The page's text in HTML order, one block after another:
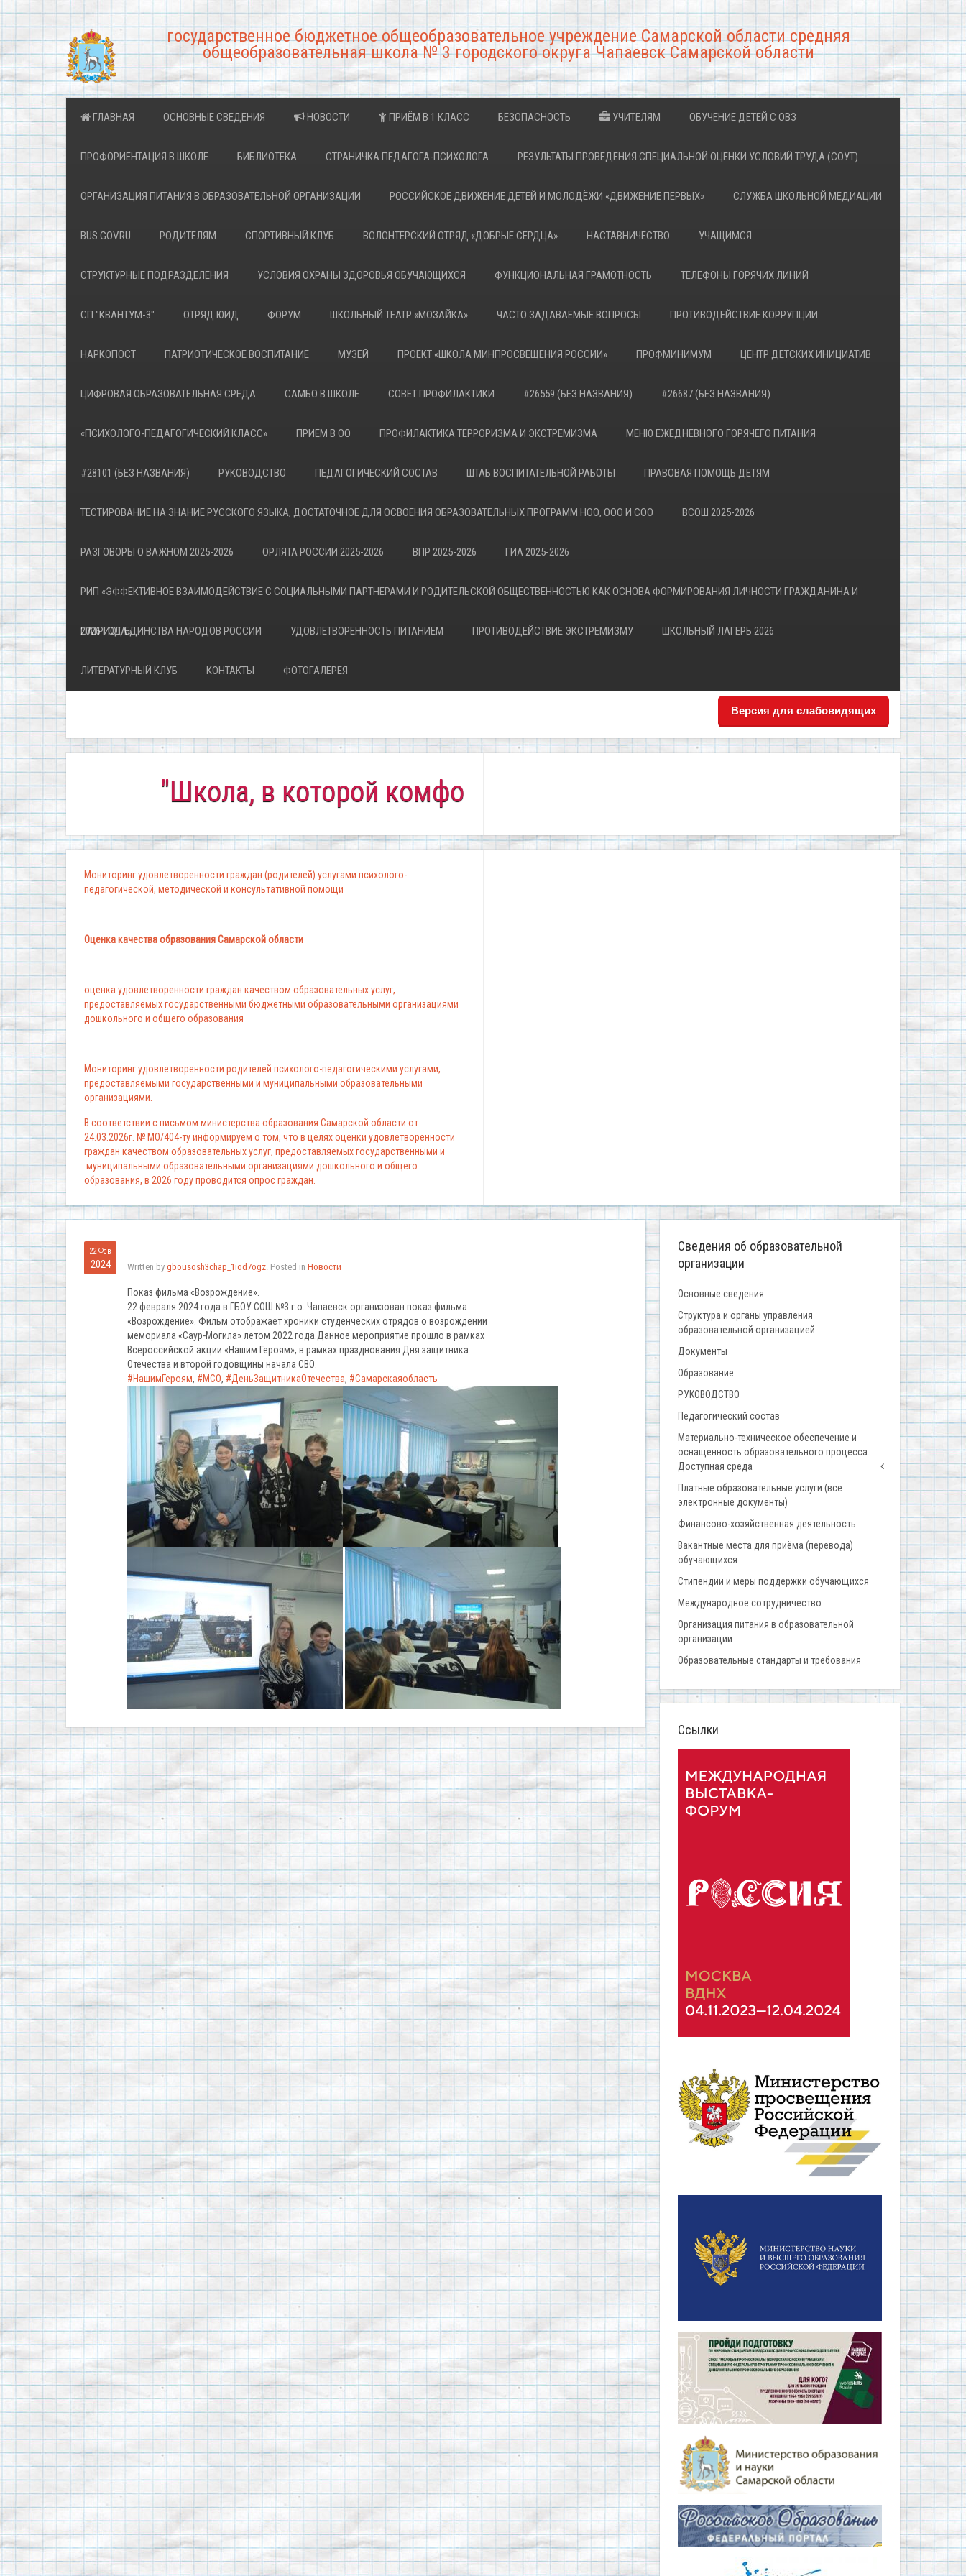
государственное бюджетное общеобразовательное учреждение Самарской области средняя
общеобразовательная школа № 3 городского округа Чапаевск Самарской области
ГЛАВНАЯ ОСНОВНЫЕ СВЕДЕНИЯ НОВОСТИ ПРИЁМ В 1 КЛАСС БЕЗОПАСНОСТЬ УЧИТЕЛЯМ ОБУЧЕНИЕ ДЕТЕЙ С ОВЗ
ПРОФОРИЕНТАЦИЯ В ШКОЛЕ БИБЛИОТЕКА СТРАНИЧКА ПЕДАГОГА-ПСИХОЛОГА РЕЗУЛЬТАТЫ ПРОВЕДЕНИЯ СПЕЦИАЛЬНОЙ ОЦЕНКИ УСЛОВИЙ ТРУДА (СОУТ)
ОРГАНИЗАЦИЯ ПИТАНИЯ В ОБРАЗОВАТЕЛЬНОЙ ОРГАНИЗАЦИИ РОССИЙСКОЕ ДВИЖЕНИЕ ДЕТЕЙ И МОЛОДЁЖИ «ДВИЖЕНИЕ ПЕРВЫХ» СЛУЖБА ШКОЛЬНОЙ МЕДИАЦИИ
BUS.GOV.RU РОДИТЕЛЯМ СПОРТИВНЫЙ КЛУБ ВОЛОНТЕРСКИЙ ОТРЯД «ДОБРЫЕ СЕРДЦА» НАСТАВНИЧЕСТВО УЧАЩИМСЯ
СТРУКТУРНЫЕ ПОДРАЗДЕЛЕНИЯ УСЛОВИЯ ОХРАНЫ ЗДОРОВЬЯ ОБУЧАЮЩИХСЯ ФУНКЦИОНАЛЬНАЯ ГРАМОТНОСТЬ ТЕЛЕФОНЫ ГОРЯЧИХ ЛИНИЙ
СП "КВАНТУМ-3" ОТРЯД ЮИД ФОРУМ ШКОЛЬНЫЙ ТЕАТР «МОЗАЙКА» ЧАСТО ЗАДАВАЕМЫЕ ВОПРОСЫ ПРОТИВОДЕЙСТВИЕ КОРРУПЦИИ
НАРКОПОСТ ПАТРИОТИЧЕСКОЕ ВОСПИТАНИЕ МУЗЕЙ ПРОЕКТ «ШКОЛА МИНПРОСВЕЩЕНИЯ РОССИИ» ПРОФМИНИМУМ ЦЕНТР ДЕТСКИХ ИНИЦИАТИВ
ЦИФРОВАЯ ОБРАЗОВАТЕЛЬНАЯ СРЕДА САМБО В ШКОЛЕ СОВЕТ ПРОФИЛАКТИКИ #26559 (БЕЗ НАЗВАНИЯ) #26687 (БЕЗ НАЗВАНИЯ)
«ПСИХОЛОГО-ПЕДАГОГИЧЕСКИЙ КЛАСС» ПРИЕМ В ОО ПРОФИЛАКТИКА ТЕРРОРИЗМА И ЭКСТРЕМИЗМА МЕНЮ ЕЖЕДНЕВНОГО ГОРЯЧЕГО ПИТАНИЯ
#28101 (БЕЗ НАЗВАНИЯ) РУКОВОДСТВО ПЕДАГОГИЧЕСКИЙ СОСТАВ ШТАБ ВОСПИТАТЕЛЬНОЙ РАБОТЫ ПРАВОВАЯ ПОМОЩЬ ДЕТЯМ
ТЕСТИРОВАНИЕ НА ЗНАНИЕ РУССКОГО ЯЗЫКА, ДОСТАТОЧНОЕ ДЛЯ ОСВОЕНИЯ ОБРАЗОВАТЕЛЬНЫХ ПРОГРАММ НОО, ООО И СОО ВСОШ 2025-2026
РАЗГОВОРЫ О ВАЖНОМ 2025-2026 ОРЛЯТА РОССИИ 2025-2026 ВПР 2025-2026 ГИА 2025-2026
РИП «ЭФФЕКТИВНОЕ ВЗАИМОДЕЙСТВИЕ С СОЦИАЛЬНЫМИ ПАРТНЕРАМИ И РОДИТЕЛЬСКОЙ ОБЩЕСТВЕННОСТЬЮ КАК ОСНОВА ФОРМИРОВАНИЯ ЛИЧНОСТИ ГРАЖДАНИНА И
ПАТРИОТА»
2026 ГОД ЕДИНСТВА НАРОДОВ РОССИИ УДОВЛЕТВОРЕННОСТЬ ПИТАНИЕМ ПРОТИВОДЕЙСТВИЕ ЭКСТРЕМИЗМУ ШКОЛЬНЫЙ ЛАГЕРЬ 2026
ЛИТЕРАТУРНЫЙ КЛУБ КОНТАКТЫ ФОТОГАЛЕРЕЯ
Версия для слабовидящих
"Школа, в которой комфортно всем!"
Мониторинг удовлетворенности граждан (родителей) услугами психолого-
педагогической, методической и консультативной помощи
Оценка качества образования Самарской области
оценка удовлетворенности граждан качеством образовательных услуг,
предоставляемых государственными бюджетными образовательными организациями
дошкольного и общего образования
Мониторинг удовлетворенности родителей психолого-педагогическими услугами,
предоставляемыми государственными и муниципальными образовательными
организациями.
В соответствии с письмом министерства образования Самарской области от
24.03.2026г. № МО/404-ту информируем о том, что в целях оценки удовлетворенности
граждан качеством образовательных услуг, предоставляемых государственными и
муниципальными образовательными организациями дошкольного и общего
образования, в 2026 году проводится опрос граждан.
22 Фев
2024 Written by gbousosh3chap_1iod7ogz. Posted in Новости
Показ фильма «Возрождение».
22 февраля 2024 года в ГБОУ СОШ №3 г.о. Чапаевск организован показ фильма
«Возрождение». Фильм отображает хроники студенческих отрядов о возрождении
мемориала «Саур-Могила» летом 2022 года.Данное мероприятие прошло в рамках
Всероссийской акции «Нашим Героям», в рамках празднования Дня защитника
Отечества и второй годовщины начала СВО.
#НашимГероям, #МСО, #ДеньЗащитникаОтечества, #Самарскаяобласть
Сведения об образовательной
организации
Основные сведения
Структура и органы управления
образовательной организацией
Документы
Образование
РУКОВОДСТВО
Педагогический состав
Материально-техническое обеспечение и
оснащенность образовательного процесса.
Доступная среда
Платные образовательные услуги (все
электронные документы)
Финансово-хозяйственная деятельность
Вакантные места для приёма (перевода)
обучающихся
Стипендии и меры поддержки обучающихся
Международное сотрудничество
Организация питания в образовательной
организации
Образовательные стандарты и требования
Ссылки